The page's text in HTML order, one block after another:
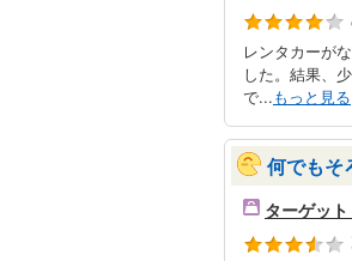
レンタカーが
した。結果、
で...もっと見る
何でもそ
ターゲッ